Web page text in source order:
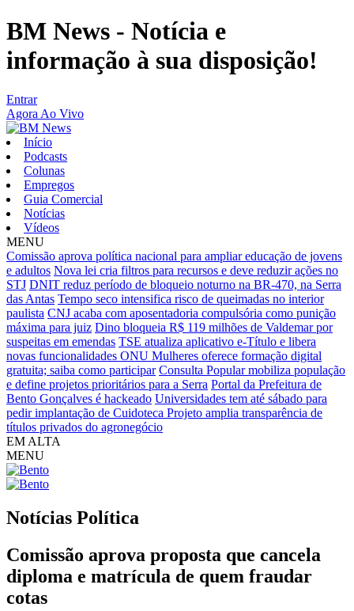
BM News - Notícia e
informação à sua disposição!
Entrar
Agora Ao Vivo
Início
Podcasts
Colunas
Empregos
Guia Comercial
Notícias
Vídeos
MENU
Comissão aprova política nacional para ampliar educação de jovens
e adultos Nova lei cria filtros para recursos e deve reduzir ações no
STJ DNIT reduz período de bloqueio noturno na BR-470, na Serra
das Antas Tempo seco intensifica risco de queimadas no interior
paulista CNJ acaba com aposentadoria compulsória como punição
máxima para juiz Dino bloqueia R$ 119 milhões de Valdemar por
suspeitas em emendas TSE atualiza aplicativo e-Título e libera
novas funcionalidades ONU Mulheres oferece formação digital
gratuita; saiba como participar Consulta Popular mobiliza população
e define projetos prioritários para a Serra Portal da Prefeitura de
Bento Gonçalves é hackeado Universidades tem até sábado para
pedir implantação de Cuidoteca Projeto amplia transparência de
títulos privados do agronegócio
EM ALTA
MENU
Notícias Política
Comissão aprova proposta que cancela
diploma e matrícula de quem fraudar
cotas